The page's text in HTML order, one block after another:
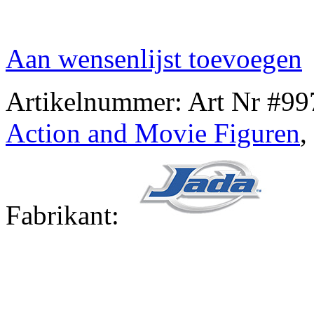
Aan wensenlijst toevoegen
Artikelnummer: Art Nr
Action and Movie Figuren,
Fabrikant: